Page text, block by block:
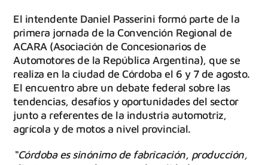
El intendente Daniel Passerini formó parte de la
primera jornada de la Convención Regional de
ACARA (Asociación de Concesionarios de
Automotores de la República Argentina), que se
realiza en la ciudad de Córdoba el 6 y 7 de agosto.
El encuentro abre un debate federal sobre las
tendencias, desafíos y oportunidades del sector
junto a referentes de la industria automotriz,
agrícola y de motos a nivel provincial.
“Córdoba es sinónimo de fabricación, producción,